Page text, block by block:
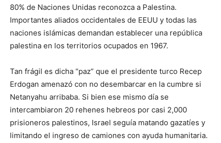
80% de Naciones Unidas reconozca a Palestina.
Importantes aliados occidentales de EEUU y todas las
naciones islámicas demandan establecer una república
palestina en los territorios ocupados en 1967.
Tan frágil es dicha “paz” que el presidente turco Recep
Erdogan amenazó con no desembarcar en la cumbre si
Netanyahu arribaba. Si bien ese mismo día se
intercambiaron 20 rehenes hebreos por casi 2,000
prisioneros palestinos, Israel seguía matando gazatíes y
limitando el ingreso de camiones con ayuda humanitaria.